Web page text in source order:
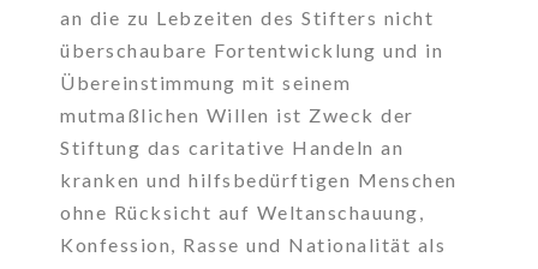
an die zu Lebzeiten des Stifters nicht
überschaubare Fortentwicklung und in
Übereinstimmung mit seinem
mutmaßlichen Willen ist Zweck der
Stiftung das caritative Handeln an
kranken und hilfsbedürftigen Menschen
ohne Rücksicht auf Weltanschauung,
Konfession, Rasse und Nationalität als